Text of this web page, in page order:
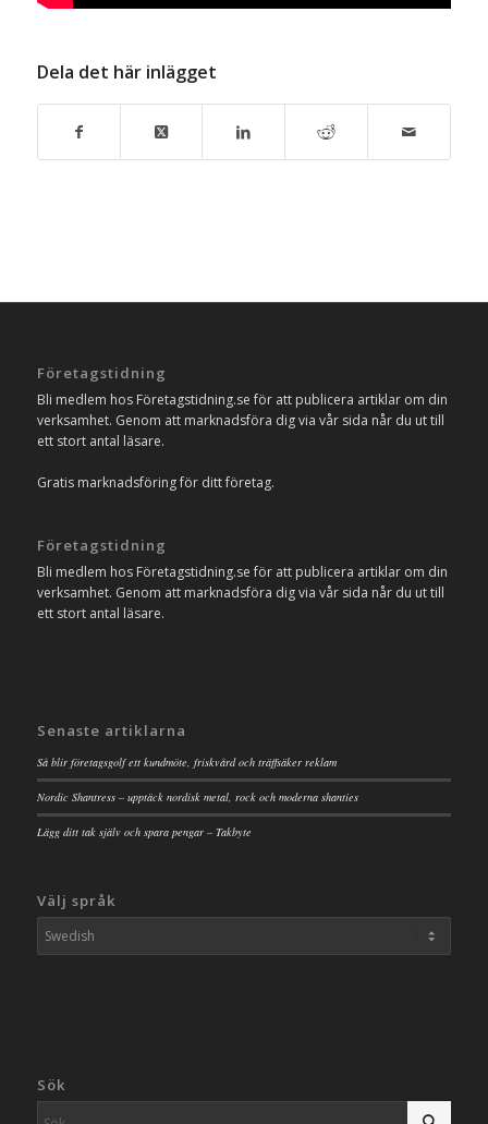
Dela det här inlägget
Företagstidning
Bli medlem hos Företagstidning.se för att publicera artiklar om din
verksamhet. Genom att marknadsföra dig via vår sida når du ut till
ett stort antal läsare.
Gratis marknadsföring för ditt företag.
Företagstidning
Bli medlem hos Företagstidning.se för att publicera artiklar om din
verksamhet. Genom att marknadsföra dig via vår sida når du ut till
ett stort antal läsare.
Senaste artiklarna
Så blir företagsgolf ett kundmöte, friskvård och träffsäker reklam
Nordic Shantress – upptäck nordisk metal, rock och moderna shanties
Lägg ditt tak själv och spara pengar – Takbyte
Välj språk
Sök